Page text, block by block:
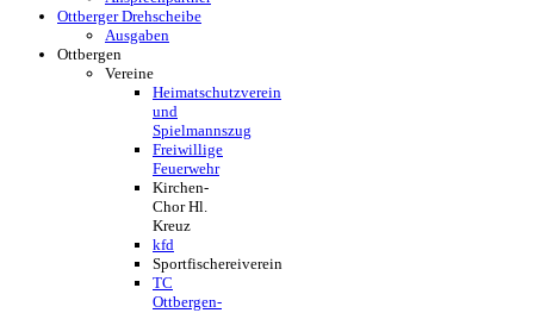
Ottberger Drehscheibe
Ausgaben
Ottbergen
Vereine
Heimatschutzverein
und
Spielmannszug
Freiwillige
Feuerwehr
Kirchen-
Chor Hl.
Kreuz
kfd
Sportfischereiverein
TC
Ottbergen-